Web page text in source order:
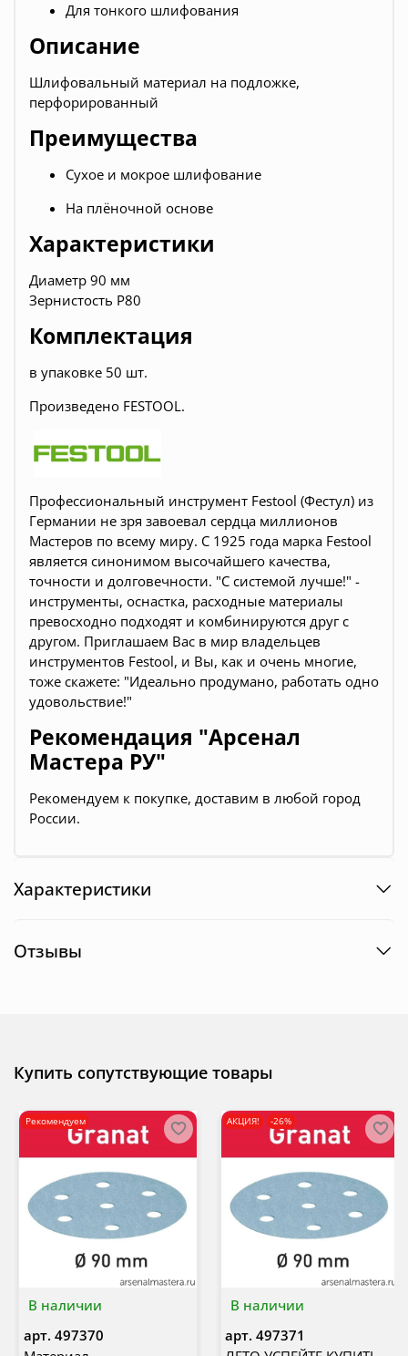
Для тонкого шлифования
Описание
Шлифовальный материал на подложке,
перфорированный
Преимущества
Сухое и мокрое шлифование
На плёночной основе
Характеристики
Диаметр 90 мм
Зернистость P80
Комплектация
в упаковке 50 шт.
Произведено FESTOOL.
Профессиональный инструмент Festool (Фестул) из
Германии не зря завоевал сердца миллионов
Мастеров по всему миру. С 1925 года марка Festool
является синонимом высочайшего качества,
точности и долговечности. "С системой лучше!" -
инструменты, оснастка, расходные материалы
превосходно подходят и комбинируются друг с
другом. Приглашаем Вас в мир владельцев
инструментов Festool, и Вы, как и очень многие,
тоже скажете: "Идеально продумано, работать одно
удовольствие!"
Рекомендация "Арсенал
Мастера РУ"
Рекомендуем к покупке, доставим в любой город
России.
Характеристики
Отзывы
Купить сопутствующие товары
В наличии
Рекомендуем
арт. 497370
В наличии
АКЦИЯ! -26%
арт. 497371